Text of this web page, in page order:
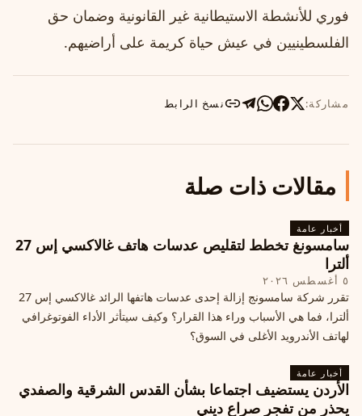
فوري للأنشطة الاستيطانية غير القانونية وضمان حق
الفلسطينيين في عيش حياة كريمة على أراضيهم.
مشاركة: نسخ الرابط
مقالات ذات صلة
أخبار عامة
سامسونغ تخطط لتقليص عدسات هاتف غالاكسي إس 27
ألترا
٥ أغسطس ٢٠٢٦
تقرر شركة سامسونج إزالة إحدى عدسات هاتفها الرائد غالاكسي إس 27
ألترا، فما هي الأسباب وراء هذا القرار؟ وكيف سيتأثر الأداء الفوتوغرافي
لهاتف الأندرويد الأغلى في السوق؟
أخبار عامة
الأردن يستضيف اجتماعا بشأن القدس الشرقية والصفدي
يحذر من تفجر صراع ديني